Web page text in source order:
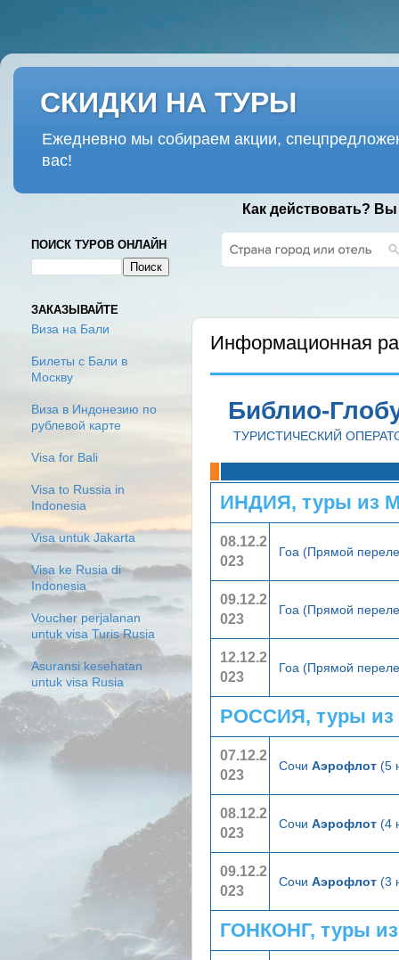
СКИДКИ НА ТУРЫ
Ежедневно мы собираем акции,
вас!
Как действовать?
Информационная
Библио-
ТУРИСТИЧЕСКИЙ
ИНДИЯ, туры из
08.12.2
023
Гоа (Прямой
09.12.2
023
Гоа (Прямой
12.12.2
023
Гоа (Прямой
РОССИЯ, туры
07.12.2
023
Сочи Аэрофлот (5
08.12.2
023
Сочи Аэрофлот (4
09.12.2
023
Сочи Аэрофлот (3
ГОНКОНГ, туры
ПОИСК ТУРОВ ОНЛАЙН
ЗАКАЗЫВАЙТЕ
Виза на Бали
Билеты с Бали в
Москву
Виза в Индонезию по
рублевой карте
Visa for Bali
Visa to Russia in
Indonesia
Visa untuk Jakarta
Visa ke Rusia di
Indonesia
Voucher perjalanan
untuk visa Turis Rusia
Asuransi kesehatan
untuk visa Rusia